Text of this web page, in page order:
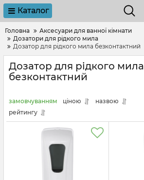
Каталог
Головна
Аксесуари для ванної кімнати
Дозатори для рідкого мила
Дозатор для рідкого мила безконтактний
Дозатор для рідкого мила
безконтактний
замовчуванням ціною
назвою
рейтингу